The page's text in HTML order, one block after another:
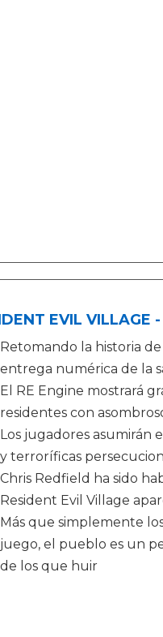
EVIL
Retomando la historia
entrega numérica de la
El RE Engine mostrará
residentes con
Los jugadores asumirán
y terroríficas
Chris Redfield ha sido
Resident Evil Village
Más que simplemente
juego, el pueblo es un
de los que huir